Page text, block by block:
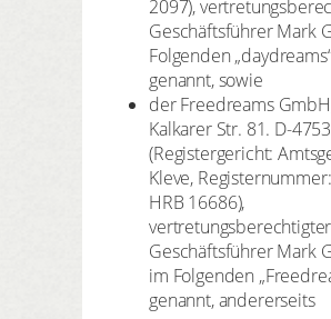
2097),
Geschäftsführer Mark
Folgenden
genannt, sowie
der Freedreams
Kalkarer Str. 81. D-
(Registergericht:
Kleve, Registernummer:
HRB 16686),
vertretungsberechtigter
Geschäftsführer Mark
im Folgenden
genannt, andererseits